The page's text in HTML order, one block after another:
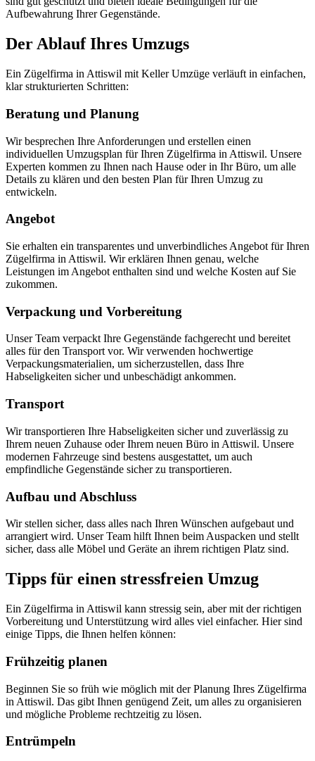
Aufbewahrung Ihrer Gegenstände.
Der Ablauf Ihres Umzugs
Ein Zügelfirma in Attiswil mit Keller Umzüge verläuft in einfachen,
klar strukturierten Schritten:
Beratung und Planung
Wir besprechen Ihre Anforderungen und erstellen einen
individuellen Umzugsplan für Ihren Zügelfirma in Attiswil. Unsere
Experten kommen zu Ihnen nach Hause oder in Ihr Büro, um alle
Details zu klären und den besten Plan für Ihren Umzug zu
entwickeln.
Angebot
Sie erhalten ein transparentes und unverbindliches Angebot für Ihren
Zügelfirma in Attiswil. Wir erklären Ihnen genau, welche
Leistungen im Angebot enthalten sind und welche Kosten auf Sie
zukommen.
Verpackung und Vorbereitung
Unser Team verpackt Ihre Gegenstände fachgerecht und bereitet
alles für den Transport vor. Wir verwenden hochwertige
Verpackungsmaterialien, um sicherzustellen, dass Ihre
Habseligkeiten sicher und unbeschädigt ankommen.
Transport
Wir transportieren Ihre Habseligkeiten sicher und zuverlässig zu
Ihrem neuen Zuhause oder Ihrem neuen Büro in Attiswil. Unsere
modernen Fahrzeuge sind bestens ausgestattet, um auch
empfindliche Gegenstände sicher zu transportieren.
Aufbau und Abschluss
Wir stellen sicher, dass alles nach Ihren Wünschen aufgebaut und
arrangiert wird. Unser Team hilft Ihnen beim Auspacken und stellt
sicher, dass alle Möbel und Geräte an ihrem richtigen Platz sind.
Tipps für einen stressfreien Umzug
Ein Zügelfirma in Attiswil kann stressig sein, aber mit der richtigen
Vorbereitung und Unterstützung wird alles viel einfacher. Hier sind
einige Tipps, die Ihnen helfen können:
Frühzeitig planen
Beginnen Sie so früh wie möglich mit der Planung Ihres Zügelfirma
in Attiswil. Das gibt Ihnen genügend Zeit, um alles zu organisieren
und mögliche Probleme rechtzeitig zu lösen.
Entrümpeln